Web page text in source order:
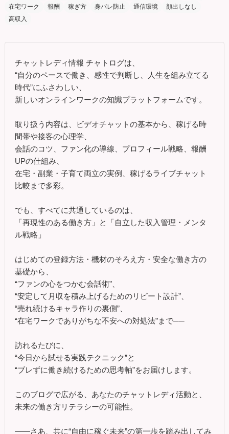
在宅ワーク
報酬 稼ぎ方 身バレ防止 通信環境
顔出しなし
高収入
チャットレディ情報 チャトログは、
“自分のペースで働き、感性で判断し、人生を組み立てる
時代”にふさわしい、
新しいオンラインワークの知識プラットフォームです。
取り扱う内容は、ビデオチャットの基本から、稼げる時
間帯や接客の心理学、
会話のコツ、ファン化の導線、プロフィール戦略、報酬
UPの仕組み、
在宅・副業・子育て両立の実例、稼げるライブチャット
比較まで多彩。
でも、すべてに共通しているのは、
「再現性のある働き方」と「自立した収入管理・メンタ
ル戦略」
はじめての登録方法・機材のそろえ方・安全な働き方の
基礎から、
“ファンの心をつかむ会話術”、
“安定して月収を積み上げるためのリピート設計”、
“売れ続けるキャラ作りの裏側”、
“在宅ワークでありがちな不安への対処法”まで──
訪れるたびに、
“今日から試せる実践テクニック”と
“ブレずに働き続けるための思考軸”をお届けします。
このブログで広がる、あなたのチャットレディ活動と、
未来の働き方リテラシーの可能性。
――さあ、共に“自由に稼ぐ未来”の第一歩を踏み出してみ